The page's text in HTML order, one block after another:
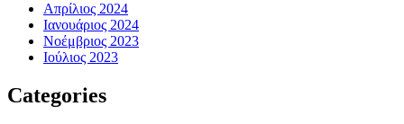
Απρίλιος 2024
Ιανουάριος 2024
Νοέμβριος 2023
Ιούλιος 2023
Categories